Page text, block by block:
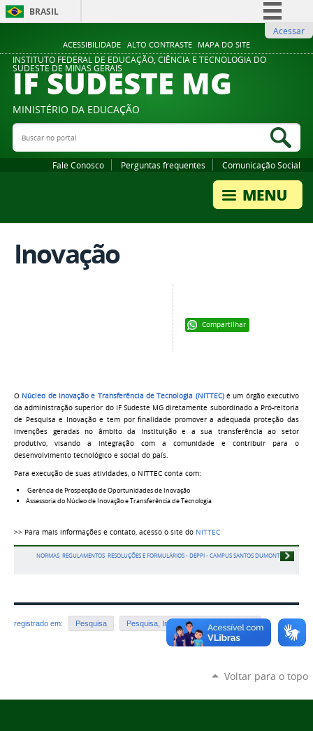
ACESSIBILIDADE ALTO CONTRASTE MAPA DO SITE
BRASIL
Comunica BR
Participe
Legislação
Acessar
INSTITUTO FEDERAL DE EDUCAÇÃO, CIÊNCIA E TECNOLOGIA DO
SUDESTE DE MINAS GERAIS
IF SUDESTE MG
MINISTÉRIO DA EDUCAÇÃO
Buscar no portal
Fale Conosco Perguntas frequentes Comunicação Social
Inovação
Compartilhar
O Núcleo de Inovação e Transferência de Tecnologia (NITTEC)é um órgão executivo
da administração superior do IF Sudeste MG diretamente subordinado a Pró-reitoria
de Pesquisa e Inovação e tem por finalidade promover a adequada proteção das
invenções geradas no âmbito da Instituição e a sua transferência ao setor
produtivo, visando a integração com a comunidade e contribuir para o
desenvolvimento tecnológico e social do país.
Para execução de suas atividades, o NITTEC conta com:
Gerência de Prospecção de Oportunidades de Inovação
Assessoria do Núcleo de Inovação e Transferência de Tecnologia
>> Para mais informações e contato, acesso o site do NITTEC
NORMAS, REGULAMENTOS, RESOLUÇÕES E FORMULÁRIOS - DEPPI - CAMPUS SANTOS DUMONT
registrado em: Pesquisa Pesquisa, Inovação e Pós-graduação
Voltar para o topo